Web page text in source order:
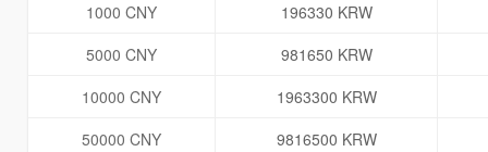
1000 CNY
196330 KRW
5000 CNY
981650 KRW
10000 CNY
1963300 KRW
50000 CNY
9816500 KRW